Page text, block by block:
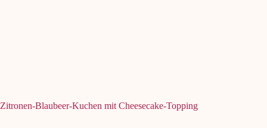
Zitronen-Blaubeer-Kuchen mit Cheesecake-Topping